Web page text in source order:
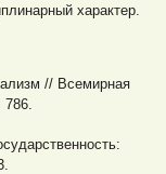
характер.
// Всемирная